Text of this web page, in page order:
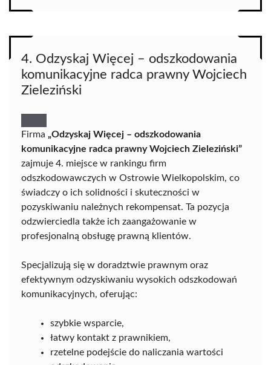
4. Odzyskaj Więcej – odszkodowania
komunikacyjne radca prawny Wojciech
Zieleziński
Firma „Odzyskaj Więcej – odszkodowania
komunikacyjne radca prawny Wojciech Zieleziński”
zajmuje 4. miejsce w rankingu firm
odszkodowawczych w Ostrowie Wielkopolskim, co
świadczy o ich solidności i skuteczności w
pozyskiwaniu należnych rekompensat. Ta pozycja
odzwierciedla także ich zaangażowanie w
profesjonalną obsługę prawną klientów.
Specjalizują się w doradztwie prawnym oraz
efektywnym odzyskiwaniu wysokich odszkodowań
komunikacyjnych, oferując:
szybkie wsparcie,
łatwy kontakt z prawnikiem,
rzetelne podejście do naliczania wartości